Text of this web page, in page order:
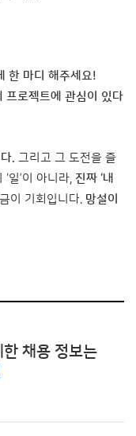
한 마디 해주세요!
프로젝트에 관심이 있다
. 그리고 그 도전을 즐
일’이 아니라, 진짜 ‘내
이 기회입니다. 망설이
채용 정보는